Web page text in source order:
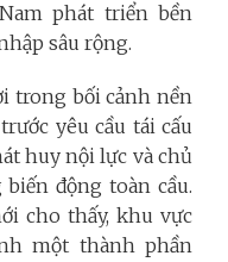
phát triển bền
sâu rộng.
trong bối cảnh nền
yêu cầu tái cấu
huy nội lực và chủ
động toàn cầu.
cho thấy, khu vực
một thành phần